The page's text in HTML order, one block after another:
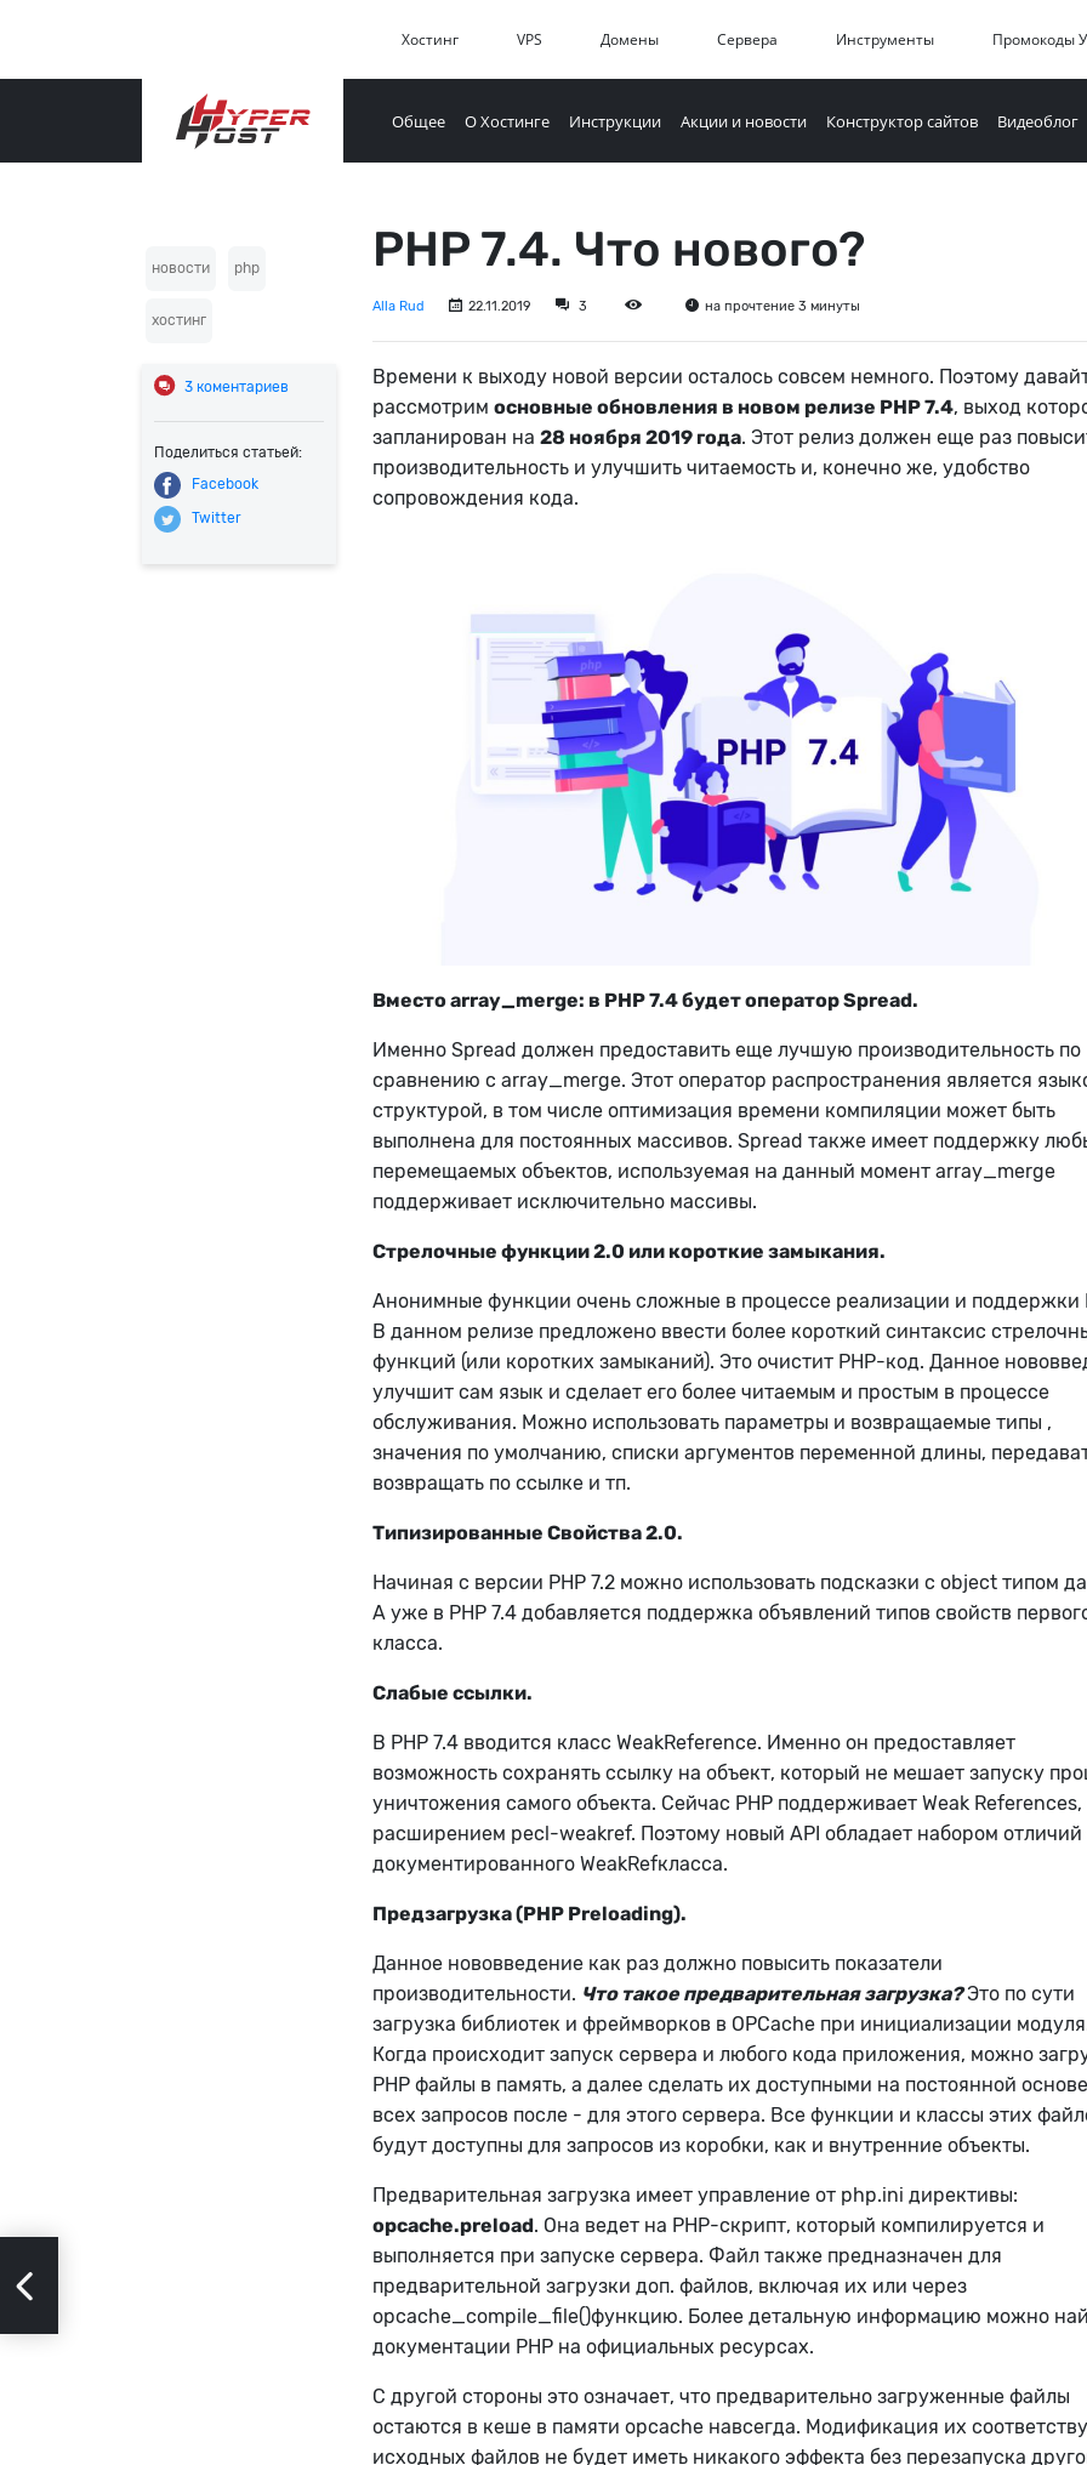
Хостинг VPS Домены Сервера Инструменты Промокоды
Общее О Хостинге Инструкции Акции и новости Конструктор сайтов Видеоблог
новости php
хостинг
3коментариев
Поделиться статьей:
Facebook
Twitter
PHP 7.4. Что нового?
Alla Rud 22.11.2019 3 на прочтение 3 минуты
Времени к выходу новой версии осталось совсем немного. Поэтому
рассмотрим основные обновления в новом релизе PHP 7.4, выход
запланирован на 28 ноября 2019 года. Этот релиз должен еще раз
производительность и улучшить читаемость и, конечно же, удобство
сопровождения кода.
Вместо array_merge: в PHP 7.4 будет оператор Spread.
Именно Spread должен предоставить еще лучшую производительность по
сравнению с array_merge. Этот оператор распространения является
структурой, в том числе оптимизация времени компиляции может быть
выполнена для постоянных массивов. Spread также имеет поддержку
перемещаемых объектов, используемая на данный момент array_merge
поддерживает исключительно массивы.
Стрелочные функции 2.0 или короткие замыкания.
Анонимные функции очень сложные в процессе реализации и поддержки
В данном релизе предложено ввести более короткий синтаксис
функций (или коротких замыканий). Это очистит PHP-код. Данное
улучшит сам язык и сделает его более читаемым и простым в процессе
обслуживания. Можно использовать параметры и возвращаемые типы ,
значения по умолчанию, списки аргументов переменной длины,
возвращать по ссылке и тп.
Типизированные Свойства 2.0.
Начиная с версии PHP 7.2 можно использовать подсказки с object типом
А уже в PHP 7.4 добавляется поддержка объявлений типов свойств
класса.
Слабые ссылки.
В PHP 7.4 вводится класс WeakReference. Именно он предоставляет
возможность сохранять ссылку на объект, который не мешает запуску
уничтожения самого объекта. Сейчас PHP поддерживает Weak References,
расширением pecl-weakref. Поэтому новый API обладает набором отличий
документированного WeakRefкласса.
Предзагрузка (PHP Preloading).
Данное нововведение как раз должно повысить показатели
производительности. Что такое предварительная загрузка?Это по сути
загрузка библиотек и фреймворков в OPCache при инициализации
Когда происходит запуск сервера и любого кода приложения, можно
PHP файлы в память, а далее сделать их доступными на постоянной
всех запросов после - для этого сервера. Все функции и классы этих
будут доступны для запросов из коробки, как и внутренние объекты.
Предварительная загрузка имеет управление от php.ini директивы:
opcache.preload. Она ведет на PHP-скрипт, который компилируется и
выполняется при запуске сервера. Файл также предназначен для
предварительной загрузки доп. файлов, включая их или через
opcache_compile_file()функцию. Более детальную информацию можно
документации PHP на официальных ресурсах.
С другой стороны это означает, что предварительно загруженные файлы
остаются в кеше в памяти opcache навсегда. Модификация их
исходных файлов не будет иметь никакого эффекта без перезапуска